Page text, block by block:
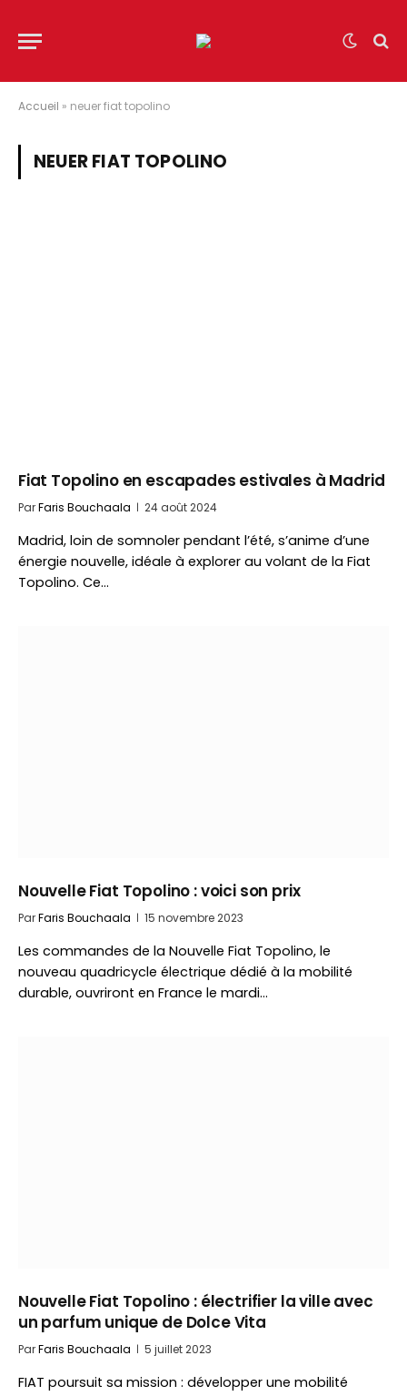
Accueil » neuer fiat topolino
NEUER FIAT TOPOLINO
Fiat Topolino en escapades estivales à Madrid
ParFaris Bouchaala 24 août 2024
Madrid, loin de somnoler pendant l’été, s’anime d’une
énergie nouvelle, idéale à explorer au volant de la Fiat
Topolino. Ce…
Nouvelle Fiat Topolino : voici son prix
ParFaris Bouchaala 15 novembre 2023
Les commandes de la Nouvelle Fiat Topolino, le
nouveau quadricycle électrique dédié à la mobilité
durable, ouvriront en France le mardi…
Nouvelle Fiat Topolino : électrifier la ville avec
un parfum unique de Dolce Vita
ParFaris Bouchaala 5 juillet 2023
FIAT poursuit sa mission : développer une mobilité